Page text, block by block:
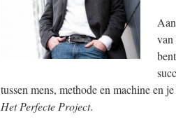
van
tussen mens, methode en machine en
Het Perfecte Project.